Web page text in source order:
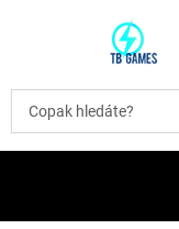
t
b